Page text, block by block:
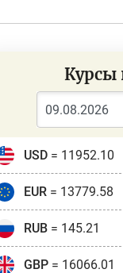
Курсы
USD= 11952.10
EUR= 13779.58
RUB= 145.21
GBP= 16066.01